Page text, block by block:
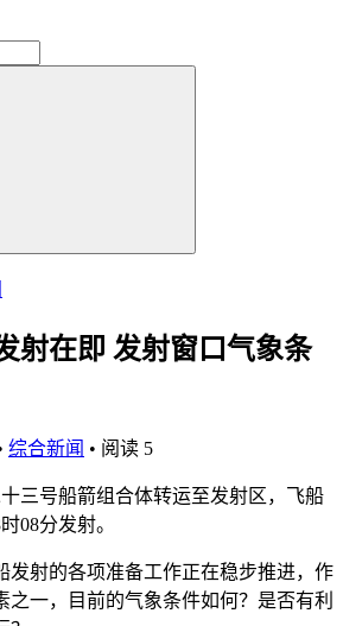
射在即 发射窗口气象条
综合新闻 • 阅读 5
号船箭组合体转运至发射区，飞船
08分发射。
射的各项准备工作正在稳步推进，作
之一，目前的气象条件如何？是否有利